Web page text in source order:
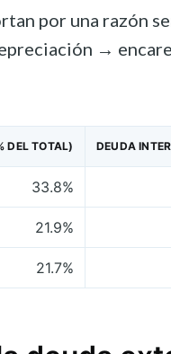
por una razón
→
DEL TOTAL) DEUDA
33.8%
21.9%
21.7%